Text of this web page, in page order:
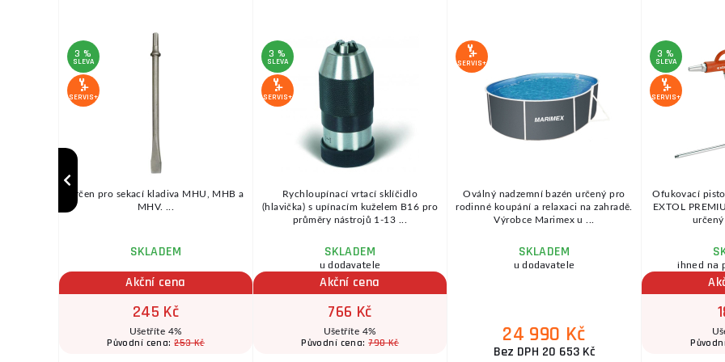
3 %
SLEVA
SERVIS+
Určen pro sekací kladiva MHU, MHB a
MHV. ...
SKLADEM
Akční cena
245 Kč
Ušetříte 4%
Původní cena:253 Kč
3 %
SLEVA
SERVIS+
Rychloupínací vrtací sklíčidlo
(hlavička) s upínacím kuželem B16 pro
průměry nástrojů 1-13 ...
SKLADEM
u dodavatele
Akční cena
766 Kč
Ušetříte 4%
Původní cena:790 Kč
SERVIS+
Oválný nadzemní bazén určený pro
rodinné koupání a relaxaci na zahradě.
Výrobce Marimex u ...
SKLADEM
u dodavatele
24 990 Kč
Bez DPH 20 653 Kč
3 %
SLEVA
SERVIS+
Ofukovací
EXTOL
určený
ihned na